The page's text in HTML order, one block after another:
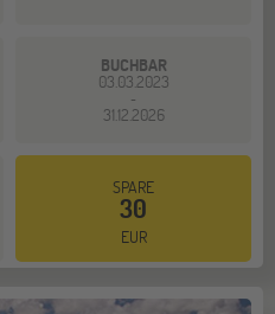
BUCHBAR
03.03.2023
-
31.12.2026
SPARE
30
EUR